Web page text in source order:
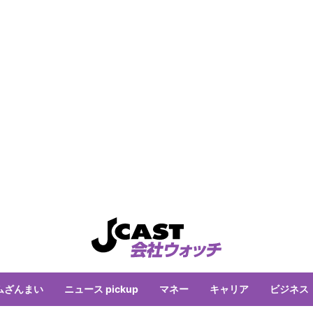
ざんまい ニュース pickup マネー キャリア ビジネス